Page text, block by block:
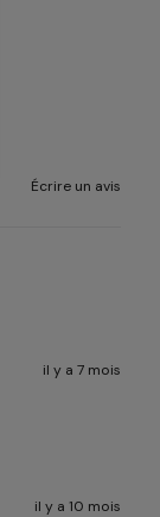
Écrire un avis
il y a 7 mois
il y a 10 mois